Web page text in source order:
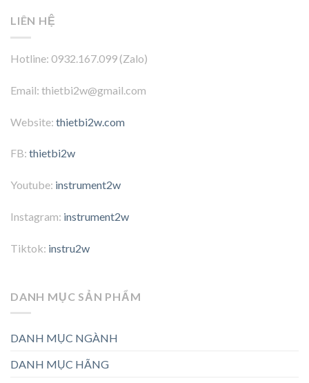
LIÊN HỆ
Hotline: 0932.167.099 (Zalo)
Email: thietbi2w@gmail.com
Website: thietbi2w.com
FB: thietbi2w
Youtube: instrument2w
Instagram: instrument2w
Tiktok: instru2w
DANH MỤC SẢN PHẨM
DANH MỤC NGÀNH
DANH MỤC HÃNG